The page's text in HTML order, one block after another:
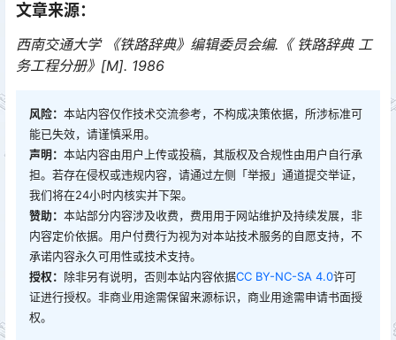
文章来源：
西南交通大学 《铁路辞典》编辑委员会编.《 铁路辞典 工
务工程分册》[M]. 1986
风险： 本站内容仅作技术交流参考，不构成决策依据，所涉标准可
能已失效，请谨慎采用。
声明： 本站内容由用户上传或投稿，其版权及合规性由用户自行承
担。若存在侵权或违规内容，请通过左侧「举报」通道提交举证，
我们将在24小时内核实并下架。
赞助： 本站部分内容涉及收费，费用用于网站维护及持续发展，非
内容定价依据。用户付费行为视为对本站技术服务的自愿支持，不
承诺内容永久可用性或技术支持。
授权： 除非另有说明，否则本站内容依据CC BY-NC-SA 4.0许可
证进行授权。非商业用途需保留来源标识，商业用途需申请书面授
权。